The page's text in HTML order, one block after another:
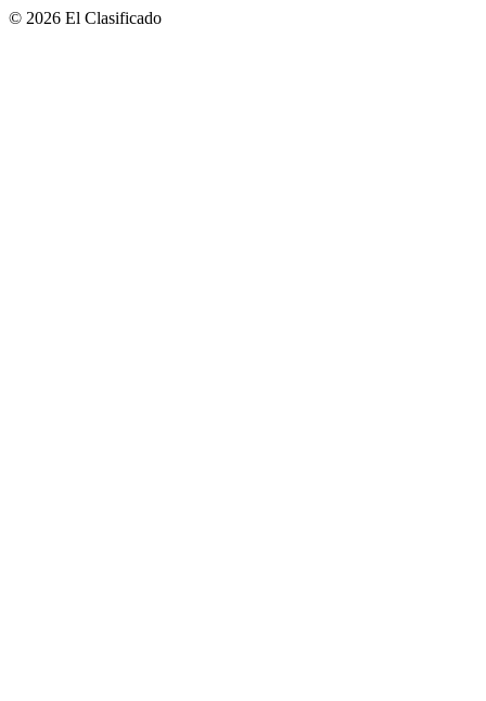
© 2026 El Clasificado